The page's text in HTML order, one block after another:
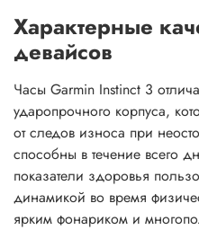
Характерные
девайсов
Часы Garmin Instinct 3
ударопрочного корпуса,
от следов износа при
способны в течение всего
показатели здоровья
динамикой во время
ярким фонариком и